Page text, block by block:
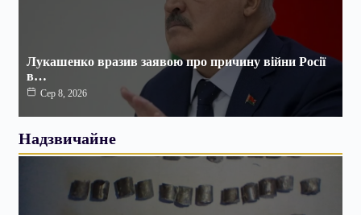
Лукашенко вразив заявою про причину війни Росії
в…
Сер 8, 2026
Надзвичайне